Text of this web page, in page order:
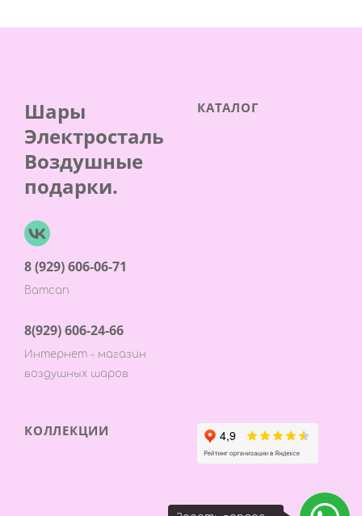
Шары
Электросталь
Воздушные
подарки.
8 (929) 606-06-71
Ватсап
8(929) 606-24-66
Интернет - магазин
воздушных шаров
КАТАЛОГ
КОЛЛЕКЦИИ